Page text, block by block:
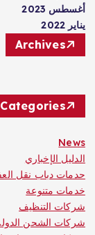
أغسطس 2023
يناير 2022
Archives
Categories
News
الدليل الإخباري
حدمات دباب نقل
خدمات متنوعة
شركات التنظيف
شركات الشحن